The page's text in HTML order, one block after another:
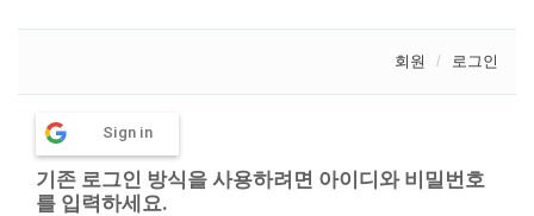
회원 로그인
Sign in
기존 로그인 방식을 사용하려면 아이디와 비밀번호
를 입력하세요.